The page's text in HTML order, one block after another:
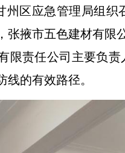
州区应急管理局组
张掖市五色建材有限
限责任公司主要负
的有效路径。